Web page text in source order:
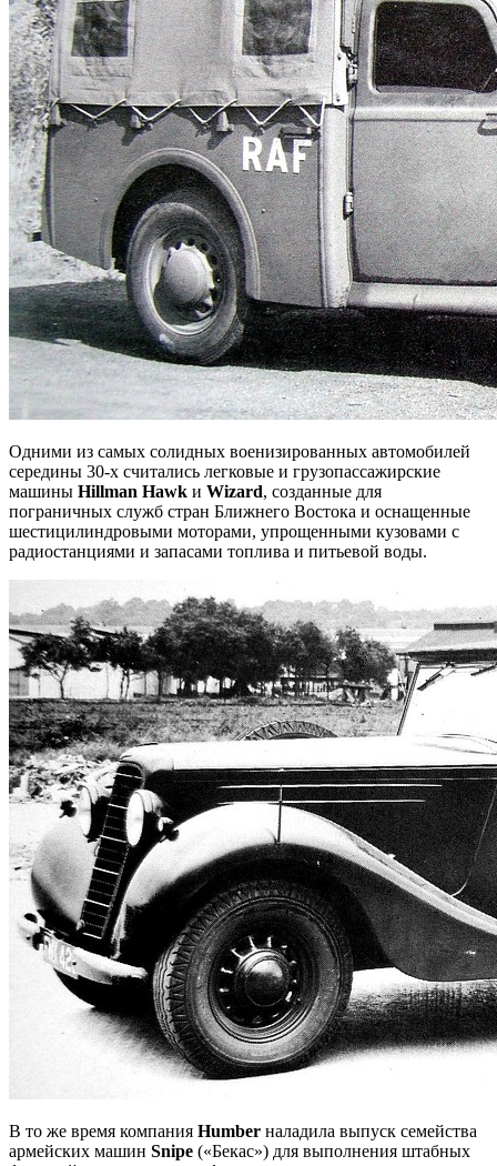
Одними из самых солидных военизированных автомобилей
середины 30-х считались легковые и грузопассажирские
машины Hillman Hawk и Wizard, созданные для
пограничных служб стран Ближнего Востока и оснащенные
шестицилиндровыми моторами, упрощенными кузовами с
радиостанциями и запасами топлива и питьевой воды.
В то же время компания Humber наладила выпуск семейства
армейских машин Snipe («Бекас») для выполнения штабных